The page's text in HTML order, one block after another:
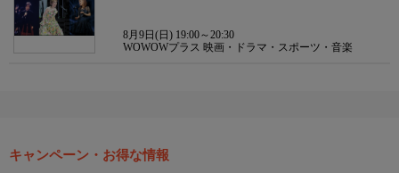
8月9日(日) 19:00～20:30
WOWOWプラス 映画・ドラマ・スポーツ・音楽
キャンペーン・お得な情報